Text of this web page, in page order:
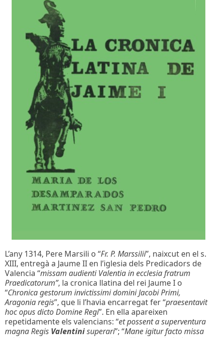
L’any 1314, Pere Marsili o “Fr. P. Marssilii”, naixcut en el s.
XIII, entregà a Jaume II en l’iglesia dels Predicadors de
Valencia “missam audienti Valentia in ecclesia fratrum
Praedicatorum”, la cronica llatina del rei Jaume I o
“Chronica gestorum invictissimi domini Jacobi Primi,
Aragonia regis”, que li l’havia encarregat fer “praesentavit
hoc opus dicto Domine Regi”. En ella apareixen
repetidamente els valencians: “et possent a superventura
magna Regis Valentinisuperari”; “Mane igitur facto missa